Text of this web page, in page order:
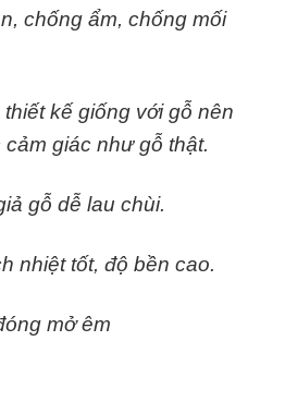
chống ẩm, chống mối
kế giống với gỗ nên
giác như gỗ thật.
gỗ dễ lau chùi.
nhiệt tốt, độ bền cao.
mở êm